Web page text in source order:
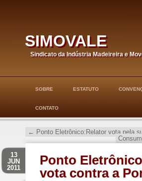
simovale
Sindicato da Indústria Madeireira e
SOBRE ESTATUTO
CONTATO
← Ponto Eletrônico:Relator vota pela
Ponto
vota contra a
13
JUN
2011